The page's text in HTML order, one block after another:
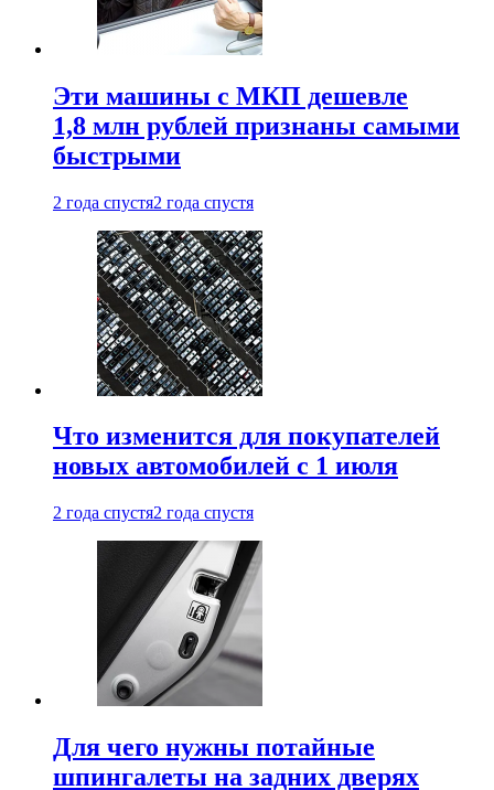
Эти машины с МКП дешевле
1,8 млн рублей признаны самыми
быстрыми
2 года спустя2 года спустя
Что изменится для покупателей
новых автомобилей с 1 июля
2 года спустя2 года спустя
Для чего нужны потайные
шпингалеты на задних дверях